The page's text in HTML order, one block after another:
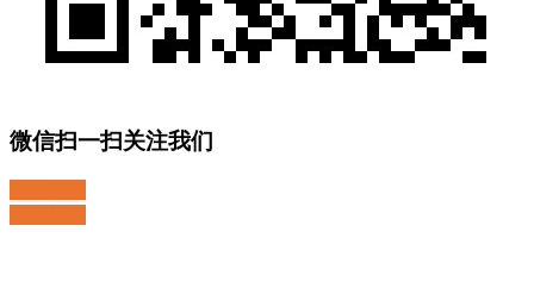
微信扫一扫关注我们